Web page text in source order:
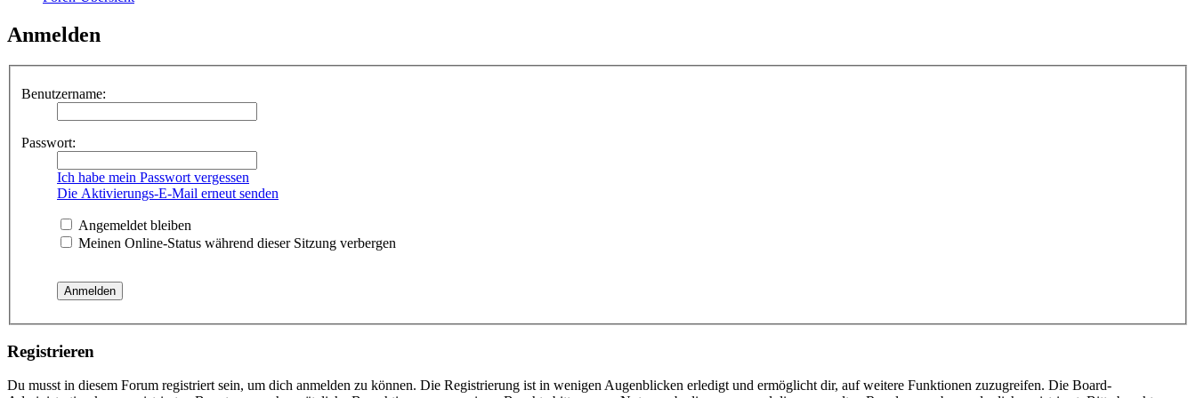
Anmelden
Benutzername:
Passwort:
Ich habe mein Passwort vergessen
Die Aktivierungs-E-Mail erneut senden
Angemeldet bleiben
Meinen Online-Status während dieser Sitzung verbergen
Registrieren
Du musst in diesem Forum registriert sein, um dich anmelden zu können. Die Registrierung ist in wenigen Augenblicken erledigt und ermöglicht dir, auf weitere Funktionen zuzugreifen. Die Board-